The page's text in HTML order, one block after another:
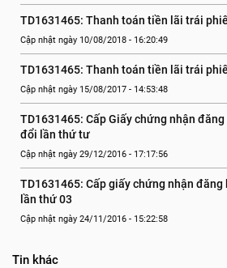
TD1631465: Thanh toán tiền lãi trái
Cập nhật ngày 10/08/2018 - 16:20:49
TD1631465: Thanh toán tiền lãi trái
Cập nhật ngày 15/08/2017 - 14:53:48
TD1631465: Cấp Giấy chứng nhận
đổi lần thứ tư
Cập nhật ngày 29/12/2016 - 17:17:56
TD1631465: Cấp giấy chứng nhận đăng
lần thứ 03
Cập nhật ngày 24/11/2016 - 15:22:58
Tin khác